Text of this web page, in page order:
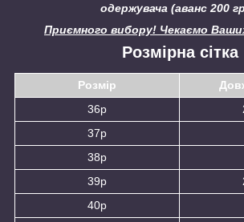
одержувача (аванс 200
Приємного вибору! Чекаємо
Розмірна сітка
Розмір
36р
37р
38р
39р
40р